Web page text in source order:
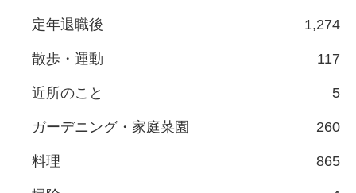
定年退職後 1,274
散歩・運動 117
近所のこと 5
ガーデニング・家庭菜園 260
料理 865